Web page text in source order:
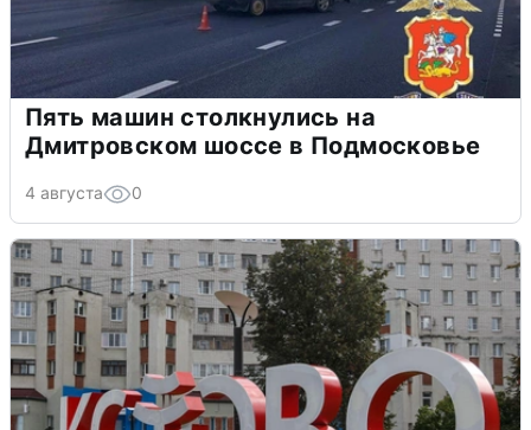
Пять машин столкнулись на
Дмитровском шоссе в Подмосковье
4 августа 0